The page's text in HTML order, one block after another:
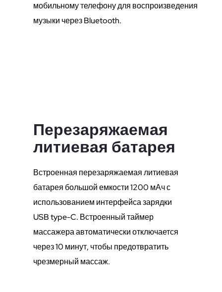
мобильному телефону для воспроизведения
музыки через Bluetooth.
Перезаряжаемая
литиевая батарея
Встроенная перезаряжаемая литиевая
батарея большой емкости 1200 мАч с
использованием интерфейса зарядки
USB type-C. Встроенный таймер
массажера автоматически отключается
через 10 минут, чтобы предотвратить
чрезмерный массаж.